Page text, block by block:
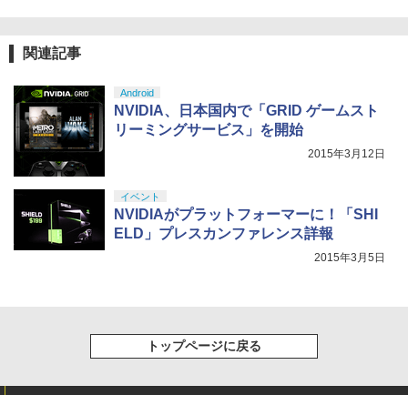
関連記事
Android
NVIDIA、日本国内で「GRID ゲームスト
リーミングサービス」を開始
2015年3月12日
イベント
NVIDIAがプラットフォーマーに！「SHI
ELD」プレスカンファレンス詳報
2015年3月5日
トップページに戻る